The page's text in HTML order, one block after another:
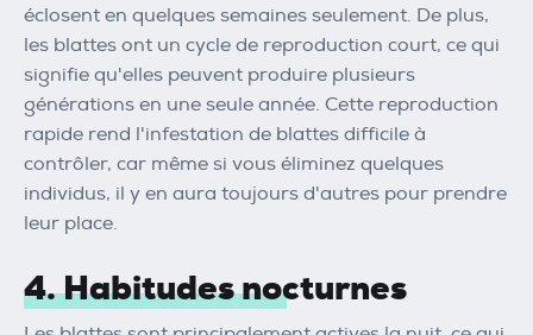
éclosent en quelques semaines seulement. De plus,
les blattes ont un cycle de reproduction court, ce qui
signifie qu'elles peuvent produire plusieurs
générations en une seule année. Cette reproduction
rapide rend l'infestation de blattes difficile à
contrôler, car même si vous éliminez quelques
individus, il y en aura toujours d'autres pour prendre
leur place.
4. Habitudes nocturnes